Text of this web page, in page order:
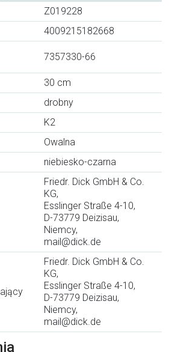
Z019228
4009215182668
7357330-66
30 cm
drobny
K2
Owalna
niebiesko-czarna
Friedr. Dick GmbH & Co.
KG,
Esslinger Straße 4-10,
D-73779 Deizisau,
Niemcy,
mail@dick.de
Friedr. Dick GmbH & Co.
KG,
Esslinger Straße 4-10,
D-73779 Deizisau,
Niemcy,
mail@dick.de